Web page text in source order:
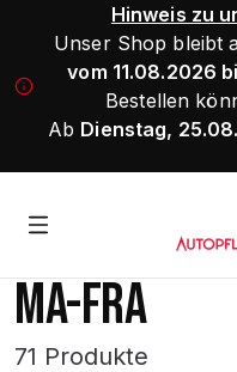
Hinweis zu
Unser Shop bleibt
vom 11.08.2026
Bestellen
Ab Dienstag,
MA-FRA
71 Produkte